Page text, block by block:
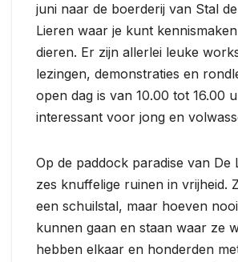
juni naar de boerderij van Stal
Lieren waar je kunt
dieren. Er zijn allerlei leuke
lezingen, demonstraties en
open dag is van 10.00 tot 16.00
interessant voor jong en
Op de paddock paradise van De
zes knuffelige ruinen in vrijheid.
een schuilstal, maar hoeven nooit
kunnen gaan en staan waar ze
hebben elkaar en honderden